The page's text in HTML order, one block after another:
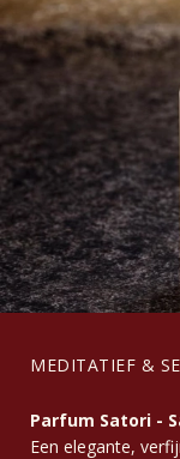
MEDITATIEF &
Parfum Satori -
Een elegante,